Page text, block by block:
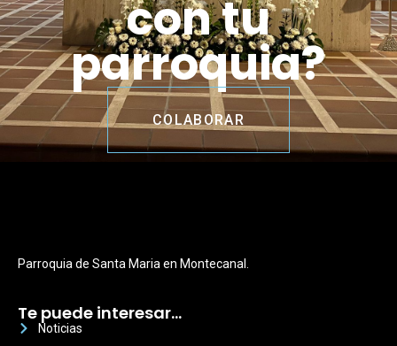
con tu
parroquia?
COLABORAR
Parroquia de Santa Maria en Montecanal.
Te puede interesar…
Noticias